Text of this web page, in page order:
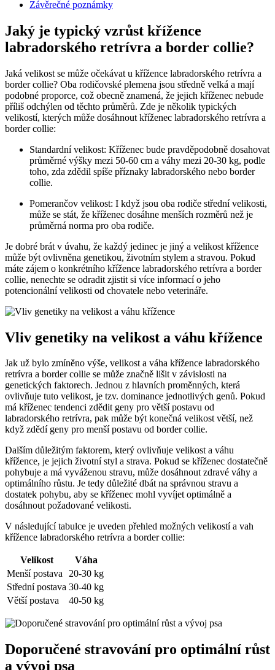
Závěrečné poznámky
Jaký je typický vzrůst křížence
labradorského retrívra a border collie?
Jaká velikost se může očekávat u křížence labradorského retrívra a
border collie? Oba rodičovské plemena jsou středně velká a mají
podobné proporce, což obecně znamená, že jejich kříženec nebude
příliš odchýlen od těchto průměrů. Zde je několik typických
velikostí, kterých může dosáhnout kříženec labradorského retrívra a
border collie:
Standardní velikost: Kříženec bude pravděpodobně dosahovat
průměrné výšky mezi 50-60 cm a váhy mezi 20-30 kg, podle
toho, zda zdědil spíše příznaky labradorského nebo border
collie.
Pomerančov velikost: I když jsou oba rodiče střední velikosti,
může se stát, že kříženec dosáhne menších rozměrů než je
průměrná norma pro oba rodiče.
Je dobré brát v úvahu, že každý jedinec je jiný a velikost křížence
může být ovlivněna genetikou, životním stylem a stravou. Pokud
máte zájem o konkrétního křížence labradorského retrívra a border
collie, nenechte se odradit zjistit si více informací o jeho
potencionální velikosti od chovatele nebo veterináře.
Vliv genetiky na velikost a váhu křížence
Jak už bylo zmíněno výše, velikost a váha křížence labradorského
retrívra a border collie se může značně lišit v závislosti na
genetických faktorech. Jednou z hlavních proměnných, která
ovlivňuje tuto velikost, je tzv. dominance jednotlivých genů. Pokud
má kříženec tendenci zdědit geny pro větší postavu od
labradorského retrívra, pak může být konečná velikost větší, než
když zdědí geny pro menší postavu od border collie.
Dalším důležitým faktorem, který ovlivňuje velikost a váhu
křížence, je jejich životní styl a strava. Pokud se kříženec dostatečně
pohybuje a má vyváženou stravu, může dosáhnout zdravé váhy a
optimálního růstu. Je tedy důležité dbát na správnou stravu a
dostatek pohybu, aby se kříženec mohl vyvíjet optimálně a
dosáhnout požadované velikosti.
V následující tabulce je uveden přehled možných velikostí a vah
křížence labradorského retrívra a border collie:
Velikost
Váha
Menší postava 20-30 kg
Střední postava 30-40 kg
Větší postava
40-50 kg
Doporučené stravování pro optimální růst
a vývoj psa